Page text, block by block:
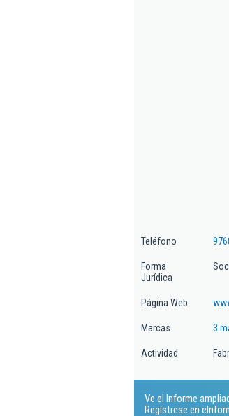
Teléfono
Forma
Jurídica
Página Web
Marcas 3
Actividad
Ve el Informe
Regístrese en